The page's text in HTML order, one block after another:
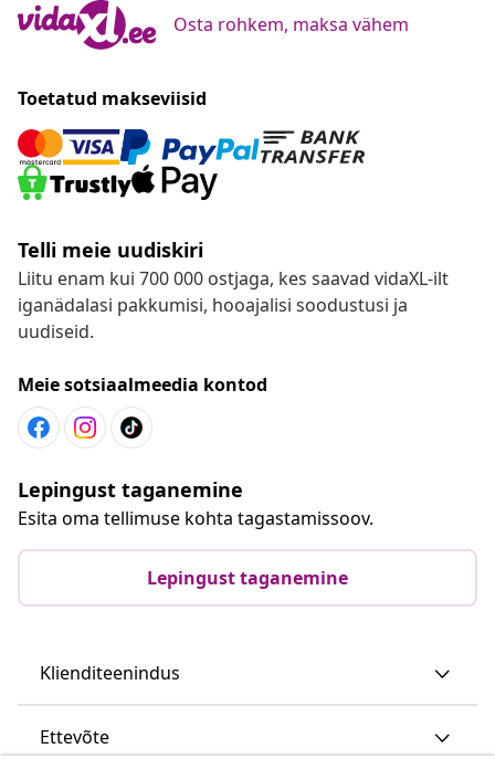
Osta rohkem, maksa vähem
Toetatud makseviisid
Telli meie uudiskiri
Liitu enam kui 700 000 ostjaga, kes saavad vidaXL-ilt
iganädalasi pakkumisi, hooajalisi soodustusi ja
uudiseid.
Meie sotsiaalmeedia kontod
Lepingust taganemine
Esita oma tellimuse kohta tagastamissoov.
Lepingust taganemine
Klienditeenindus
Ettevõte